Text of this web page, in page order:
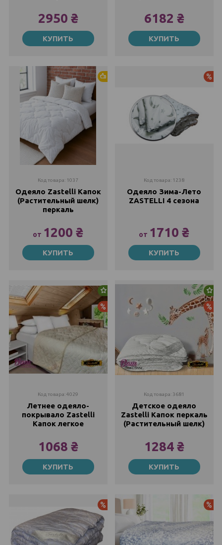
2950 ₴
200х220
Закончился
3670 ₴ 2950 ₴
КУПИТЬ
6182 ₴
145х205
8243 ₴ 6182 ₴
КУПИТЬ
Код товара: 1037
Одеяло Zastelli Капок
(Растительный шелк)
перкаль
от 1200 ₴
110х140
1640 ₴ 1200 ₴
2427 ₴
200х220
3623 ₴
КУПИТЬ
Код товара: 1238
Одеяло Зима-Лето
ZASTELLI 4 сезона
от 1710 ₴
140х205
2582 ₴ 1710 ₴
КУПИТЬ
Код товара: 4029
Летнее одеяло-
покрывало Zastelli
Капок легкое
1068 ₴
145х205
Закончился
КУПИТЬ
Код товара: 3681
Детское одеяло
Zastelli Капок перкаль
(Растительный шелк)
1284 ₴
110х140
1762 ₴ 1284 ₴
КУПИТЬ